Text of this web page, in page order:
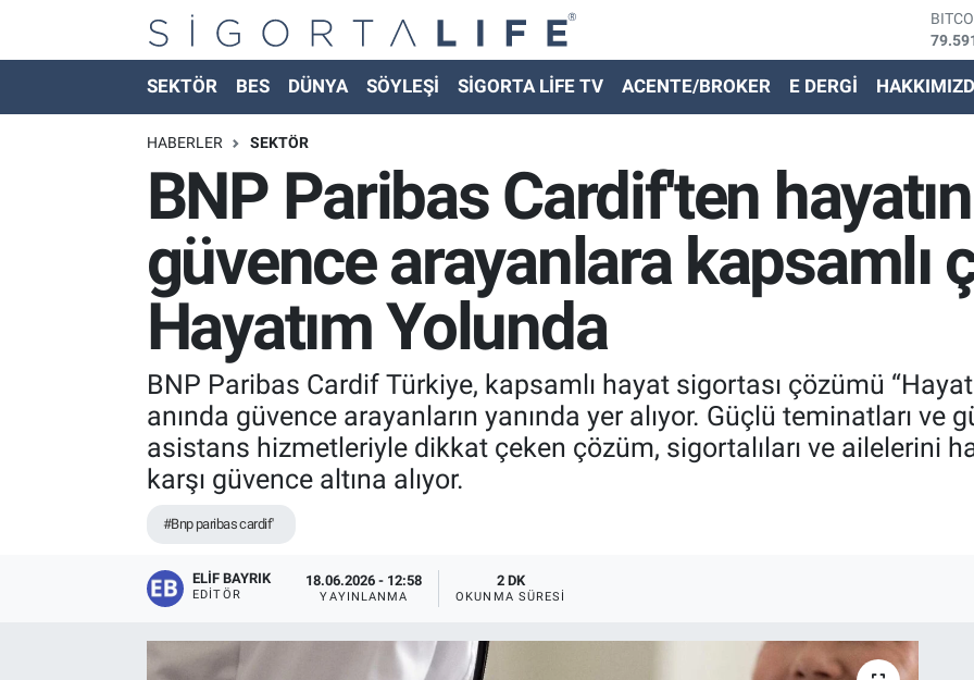
EURO
SEKTÖR BES DÜNYA SÖYLEŞİ SİGORTA LİFE TV ACENTE/BROKER E DERGİ
HABERLER SEKTÖR
BNP Paribas Cardif'ten
güvence arayanlara kapsamlı
Hayatım Yolunda
BNP Paribas Cardif Türkiye, kapsamlı hayat sigortası çözümü
anında güvence arayanların yanında yer alıyor. Güçlü teminatları ve
asistans hizmetleriyle dikkat çeken çözüm, sigortalıları ve ailelerini
karşı güvence altına alıyor.
#Bnp paribas cardif'
ELIF BAYRIK
EDITÖR
18.06.2026 - 12:58
YAYINLANMA
2 DK
OKUNMA SÜRESI
Nöbetçi Eczaneler
Hava Durumu
Namaz Vakitleri
Trafik Durumu
Süper Lig Puan Durumu ve Fikstür
Son Dakika Haberleri
Haber Arşivi